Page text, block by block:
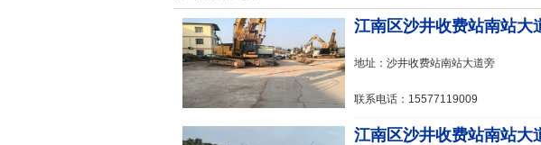
江南区沙井收费站南站大
地址：沙井收费站南站大道旁
联系电话：15577119009
江南区沙井收费站南站大